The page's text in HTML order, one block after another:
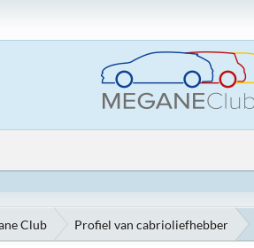
Club Profiel van cabrioliefhebber